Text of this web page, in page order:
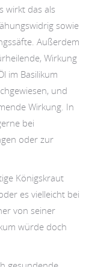
wirkt das als
sowie
Außerdem
Wirkung
im Basilikum
und
Wirkung. In
bei
oder zur
Königskraut
es vielleicht bei
von seiner
würde doch